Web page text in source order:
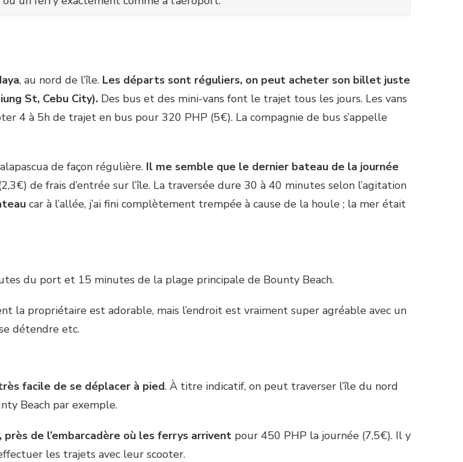
, au nord de l’île. Les départs sont réguliers, on peut acheter son billet juste
St, Cebu City). Des bus et des mini-vans font le trajet tous les jours. Les vans
4 à 5h de trajet en bus pour 320 PHP (5€). La compagnie de bus s’appelle
de façon régulière. Il me semble que le dernier bateau de la journée
de frais d’entrée sur l’île. La traversée dure 30 à 40 minutes selon l’agitation
car à l’allée, j’ai fini complètement trempée à cause de la houle ; la mer était
du port et 15 minutes de la plage principale de Bounty Beach.
la propriétaire est adorable, mais l’endroit est vraiment super agréable avec un
détendre etc.
facile de se déplacer à pied. À titre indicatif, on peut traverser l’île du nord
Beach par exemple.
de l’embarcadère où les ferrys arrivent pour 450 PHP la journée (7,5€). Il y
les trajets avec leur scooter.